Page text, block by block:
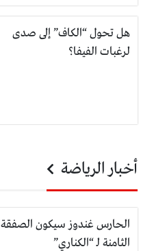
هل تحول “الكاف” إلى صدى
لرغبات الفيفا؟
أخبار الرياضة
الحارس غندوز سيكون الصفقة
الثامنة لـ “الكناري”